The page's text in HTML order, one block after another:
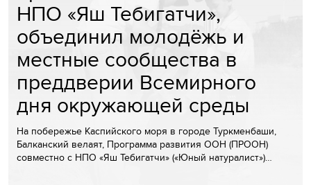
НПО «Яш Тебигатчи»,
объединил молодёжь и
местные сообщества в
преддверии Всемирного
дня окружающей среды
На побережье Каспийского моря в городе Туркменбаши,
Балканский велаят, Программа развития ООН (ПРООН)
совместно с НПО «Яш Тебигатчи» («Юный натуралист»)…